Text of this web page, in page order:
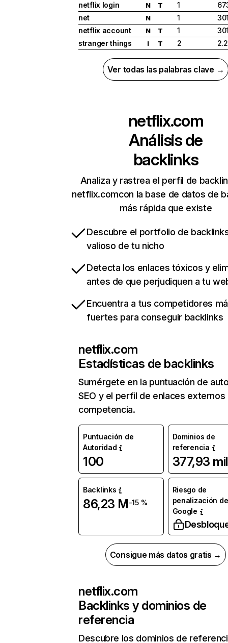
netflix login
N T 1
net
N 1
netflix account
N T 1
stranger things
I T 2
Ver todas las palabras clave →
netflix.com
Análisis de
backlinks
Analiza y rastrea el perfil de
netflix.comcon la base de datos de
más rápida que existe
Descubre el portfolio de
valioso de tu nicho
Detecta los enlaces tóxicos y
antes de que perjudiquen a tu
Encuentra a tus competidores
fuertes para conseguir backlinks
netflix.com
Estadísticas de backlinks
Sumérgete en la puntuación de
SEO y el perfil de enlaces externos
competencia.
Puntuación de
Autoridad
100
Dominios de
referencia
377,93 mil
Backlinks
86,23 M-15 %
Riesgo de
penalización de
Google
Consigue más datos gratis →
netflix.com
Backlinks y dominios de
referencia
Descubre los dominios de